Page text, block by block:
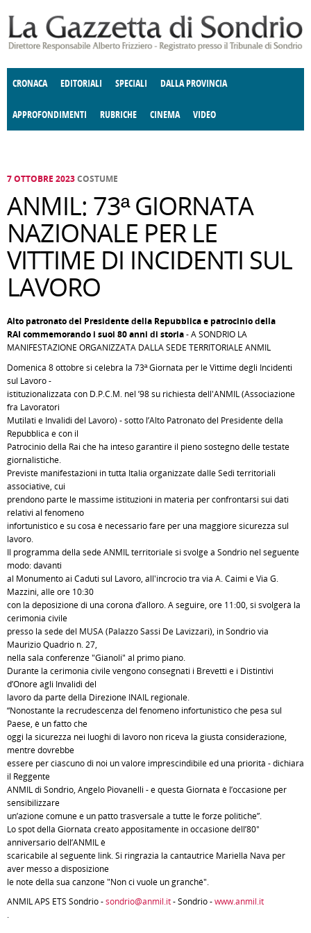
CRONACA EDITORIALI SPECIALI DALLA PROVINCIA
APPROFONDIMENTI
E SPETTACOLI POLITICA
RUBRICHE
DELLE IDEE FATTI DELLO SPIRITO
CINEMA VIDEO
7 OTTOBRE 2023COSTUME
ANMIL: 73ª GIORNATA
NAZIONALE PER LE
VITTIME DI INCIDENTI SUL
LAVORO
Alto patronato del Presidente della Repubblica e patrocinio della
RAI commemorando i suoi 80 anni di storia- A SONDRIO LA
MANIFESTAZIONE ORGANIZZATA DALLA SEDE TERRITORIALE ANMIL
Domenica 8 ottobre si celebra la 73ª Giornata per le Vittime degli Incidenti
sul Lavoro -
istituzionalizzata con D.P.C.M. nel ’98 su richiesta dell'ANMIL (Associazione
fra Lavoratori
Mutilati e Invalidi del Lavoro) - sotto l’Alto Patronato del Presidente della
Repubblica e con il
Patrocinio della Rai che ha inteso garantire il pieno sostegno delle testate
giornalistiche.
Previste manifestazioni in tutta Italia organizzate dalle Sedi territoriali
associative, cui
prendono parte le massime istituzioni in materia per confrontarsi sui dati
relativi al fenomeno
infortunistico e su cosa è necessario fare per una maggiore sicurezza sul
lavoro.
Il programma della sede ANMIL territoriale si svolge a Sondrio nel seguente
modo: davanti
al Monumento ai Caduti sul Lavoro, all'incrocio tra via A. Caimi e Via G.
Mazzini, alle ore 10:30
con la deposizione di una corona d’alloro. A seguire, ore 11:00, si svolgerà la
cerimonia civile
presso la sede del MUSA (Palazzo Sassi De Lavizzari), in Sondrio via
Maurizio Quadrio n. 27,
nella sala conferenze "Gianoli" al primo piano.
Durante la cerimonia civile vengono consegnati i Brevetti e i Distintivi
d’Onore agli Invalidi del
lavoro da parte della Direzione INAIL regionale.
“Nonostante la recrudescenza del fenomeno infortunistico che pesa sul
Paese, è un fatto che
oggi la sicurezza nei luoghi di lavoro non riceva la giusta considerazione,
mentre dovrebbe
essere per ciascuno di noi un valore imprescindibile ed una priorità - dichiara
il Reggente
ANMIL di Sondrio, Angelo Piovanelli - e questa Giornata è l’occasione per
sensibilizzare
un’azione comune e un patto trasversale a tutte le forze politiche”.
Lo spot della Giornata creato appositamente in occasione dell’80°
anniversario dell’ANMIL è
scaricabile al seguente link. Si ringrazia la cantautrice Mariella Nava per
aver messo a disposizione
le note della sua canzone "Non ci vuole un granché".
ANMIL APS ETS Sondrio -sondrio@anmil.it- Sondrio -www.anmil.it
.